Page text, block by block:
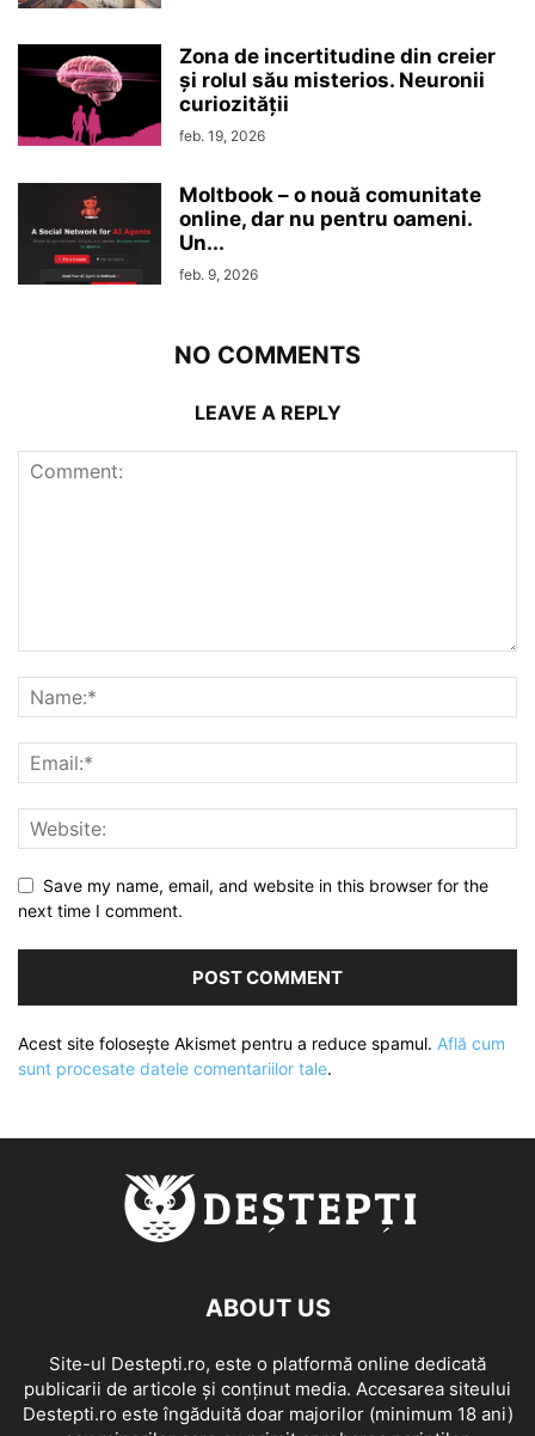
Zona de incertitudine din creier
şi rolul său misterios. Neuronii
curiozităţii
feb. 19, 2026
Moltbook – o nouă comunitate
online, dar nu pentru oameni.
Un...
feb. 9, 2026
NO COMMENTS
LEAVE A REPLY
Save my name, email, and website in this browser for the
next time I comment.
Acest site folosește Akismet pentru a reduce spamul. Află cum
sunt procesate datele comentariilor tale.
ABOUT US
Site-ul Destepti.ro, este o platformă online dedicată
publicarii de articole și conținut media. Accesarea siteului
Destepti.ro este îngăduită doar majorilor (minimum 18 ani)